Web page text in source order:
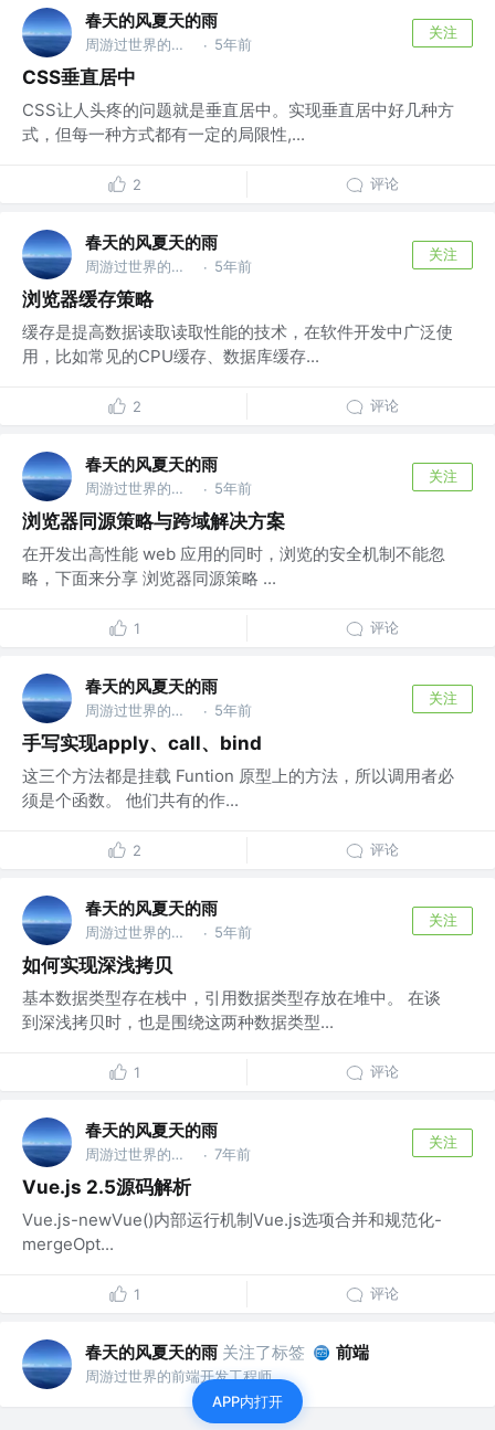
春天的风夏天的雨
周游过世界的前端开发工程师 · 5年前
关注
CSS垂直居中
CSS让人头疼的问题就是垂直居中。实现垂直居中好几种方
式，但每一种方式都有一定的局限性,...
2 评论
春天的风夏天的雨
周游过世界的前端开发工程师 · 5年前
关注
浏览器缓存策略
缓存是提高数据读取读取性能的技术，在软件开发中广泛使
用，比如常见的CPU缓存、数据库缓存...
2 评论
春天的风夏天的雨
周游过世界的前端开发工程师 · 5年前
关注
浏览器同源策略与跨域解决方案
在开发出高性能 web 应用的同时，浏览的安全机制不能忽
略，下面来分享 浏览器同源策略 ...
1 评论
春天的风夏天的雨
周游过世界的前端开发工程师 · 5年前
关注
手写实现apply、call、bind
这三个方法都是挂载 Funtion 原型上的方法，所以调用者必
须是个函数。 他们共有的作...
2 评论
春天的风夏天的雨
周游过世界的前端开发工程师 · 5年前
关注
如何实现深浅拷贝
基本数据类型存在栈中，引用数据类型存放在堆中。 在谈
到深浅拷贝时，也是围绕这两种数据类型...
1 评论
春天的风夏天的雨
周游过世界的前端开发工程师 · 7年前
关注
Vue.js 2.5源码解析
Vue.js-newVue()内部运行机制Vue.js选项合并和规范化-
mergeOpt...
1 评论
春天的风夏天的雨 关注了标签 前端
周游过世界的前端开发工程师
APP内打开